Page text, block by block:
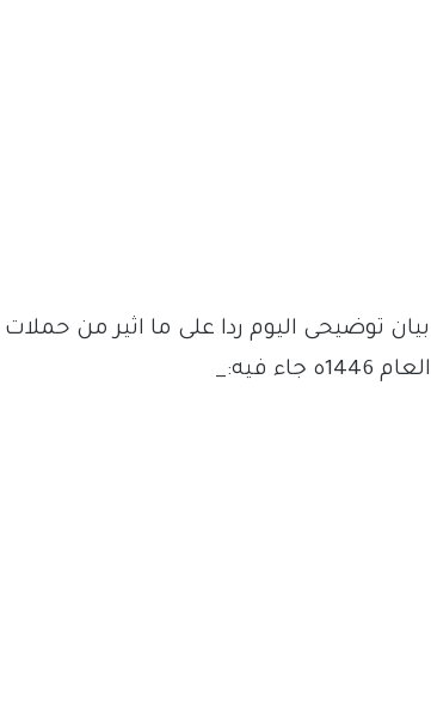
توضيحى اليوم ردا على ما اثير من حملات
فيه:_